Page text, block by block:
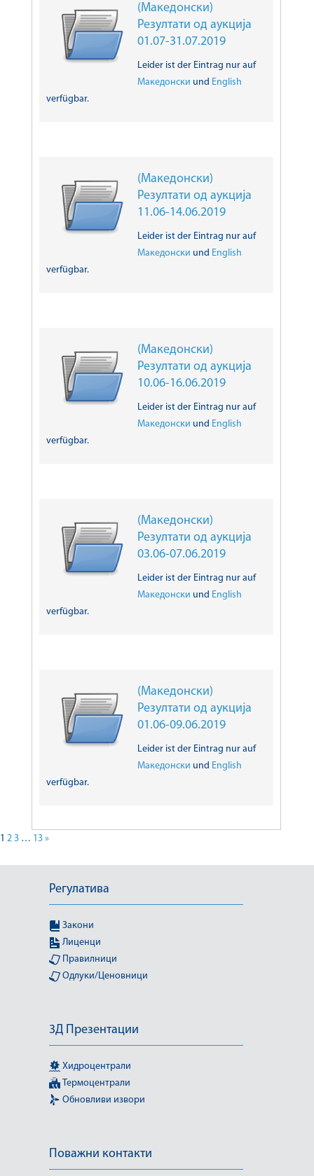
(Македонски)
Резултати од аукција
01.07-31.07.2019
Leider ist der Eintrag nur auf
Македонски und English
verfügbar.
(Македонски)
Резултати од аукција
11.06-14.06.2019
Leider ist der Eintrag nur auf
Македонски und English
verfügbar.
(Македонски)
Резултати од аукција
10.06-16.06.2019
Leider ist der Eintrag nur auf
Македонски und English
verfügbar.
(Македонски)
Резултати од аукција
03.06-07.06.2019
Leider ist der Eintrag nur auf
Македонски und English
verfügbar.
(Македонски)
Резултати од аукција
01.06-09.06.2019
Leider ist der Eintrag nur auf
Македонски und English
verfügbar.
1 2 3 … 13 »
Регулатива
Закони
Лиценци
Правилници
Одлуки/Ценовници
3Д Презентации
Хидроцентрали
Термоцентрали
Обновливи извори
Поважни контакти